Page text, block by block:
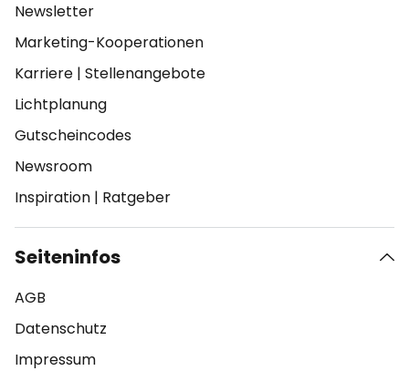
Newsletter
Marketing-Kooperationen
Karriere | Stellenangebote
Lichtplanung
Gutscheincodes
Newsroom
Inspiration | Ratgeber
Seiteninfos
AGB
Datenschutz
Impressum